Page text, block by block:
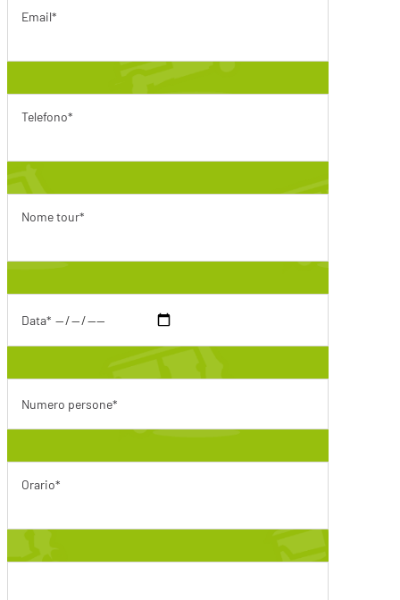
Email*
Telefono*
Nome tour*
Data*
Numero persone*
Orario*